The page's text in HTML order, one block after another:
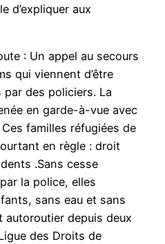
d’expliquer aux
: Un appel au secours
qui viennent d’être
des policiers. La
en garde-à-vue avec
familles réfugiées de
en règle : droit
.Sans cesse
la police, elles
sans eau et sans
depuis deux
des Droits de